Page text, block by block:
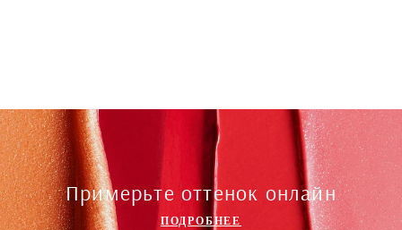
Примерьте оттенок онлайн
ПОДРОБНЕЕ